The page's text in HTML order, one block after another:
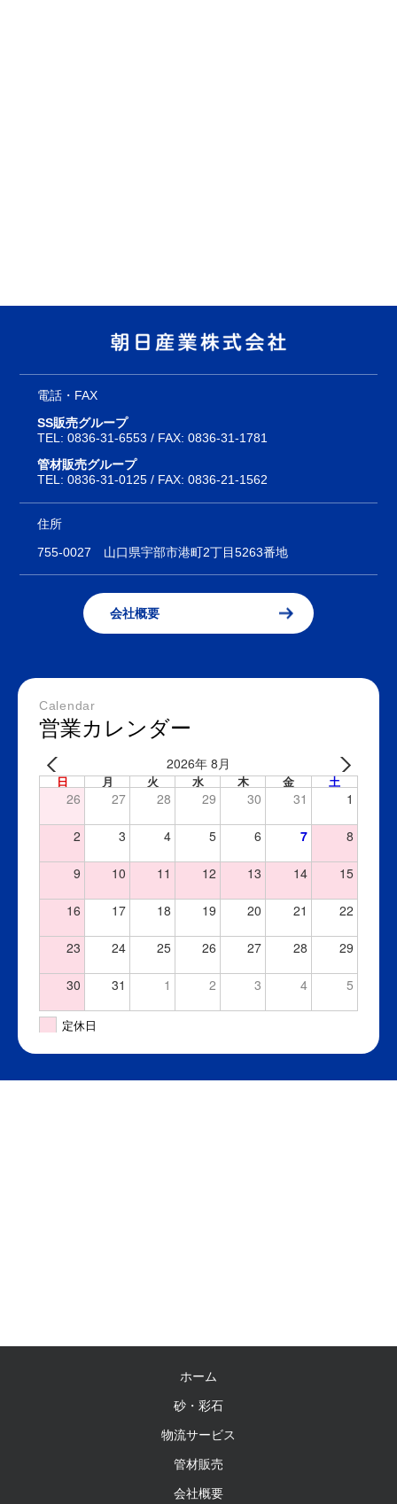
電話・FAX
SS販売グループ
TEL:0836-31-6553 / FAX: 0836-31-1781
管材販売グループ
TEL:0836-31-0125 / FAX: 0836-21-1562
住所
755-0027 山口県宇部市港町2丁目5263番地
会社概要
Calendar
営業カレンダー
2026年 8月
日 月 火 水 木 金 土
26 27 28 29 30 31 1
2 3 4 5 6 7 8
9 10 11 12 13 14 15
16 17 18 19 20 21 22
23 24 25 26 27 28 29
30 31 1 2 3 4 5
定休日
ホーム
砂・彩石
物流サービス
管材販売
会社概要